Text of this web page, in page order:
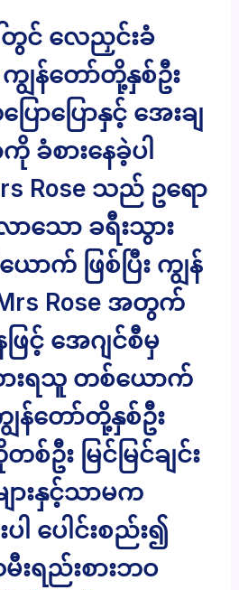
တွင် လေညှင်းခံ
ကျွန်တော်တို့နှစ်ဦး
ာပြောနှင့် အေးချ
ခံစားနေခဲ့ပါ
Rose သည် ဥရော
သော ခရီးသွား
က် ဖြစ်ပြီး ကျွန်
Rose အတွက်
ြင့် အေဂျင်စီမှ
ားရသူ တစ်ယောက်
ျွန်တော်တို့နှစ်ဦး
း မြင်မြင်ချင်း
ားနှင့်သာမက
ါ ပေါင်းစည်း၍
ရည်းစားဘဝ